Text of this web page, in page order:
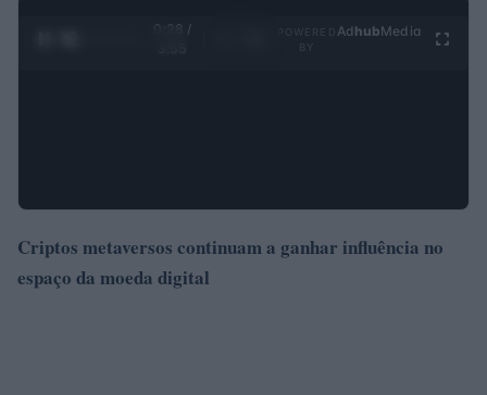
0:29 /
Ad hubMedia
Criptos metaversos continuam a ganhar influência no
espaço da moeda digital